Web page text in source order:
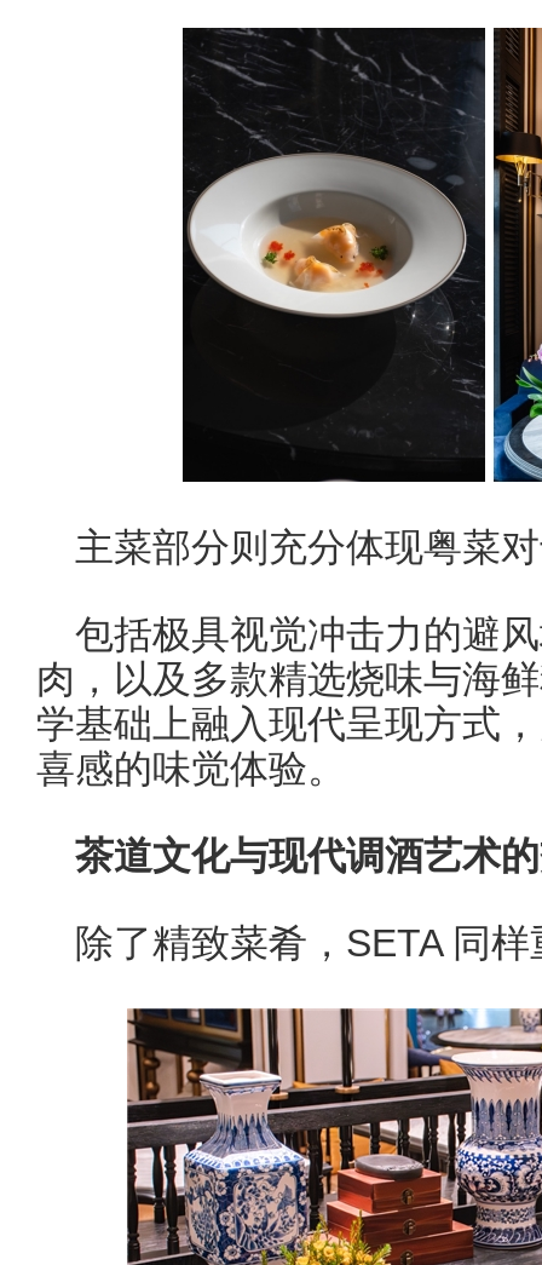
主菜部分则充分体现粤菜
包括极具视觉冲击力的避
肉，以及多款精选烧味与海
学基础上融入现代呈现方式
喜感的味觉体验。
茶道文化与现代调酒艺术
除了精致菜肴，SETA 同